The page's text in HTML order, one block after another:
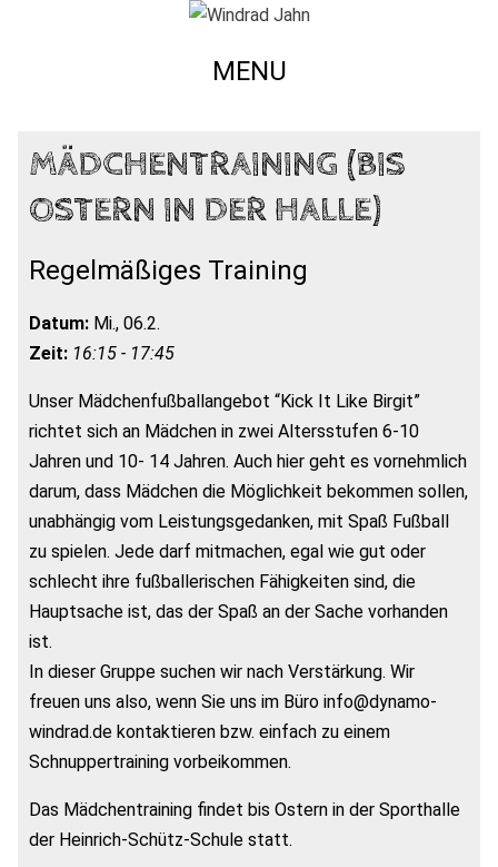
MENU
MÄDCHENTRAINING (BIS
OSTERN IN DER HALLE)
Regelmäßiges Training
Datum: Mi., 06.2.
Zeit: 16:15 - 17:45
Unser Mädchenfußballangebot “Kick It Like Birgit”
richtet sich an Mädchen in zwei Altersstufen 6-10
Jahren und 10- 14 Jahren. Auch hier geht es vornehmlich
darum, dass Mädchen die Möglichkeit bekommen sollen,
unabhängig vom Leistungsgedanken, mit Spaß Fußball
zu spielen. Jede darf mitmachen, egal wie gut oder
schlecht ihre fußballerischen Fähigkeiten sind, die
Hauptsache ist, das der Spaß an der Sache vorhanden
ist.
In dieser Gruppe suchen wir nach Verstärkung. Wir
freuen uns also, wenn Sie uns im Büro info@dynamo-
windrad.de kontaktieren bzw. einfach zu einem
Schnuppertraining vorbeikommen.
Das Mädchentraining findet bis Ostern in der Sporthalle
der Heinrich-Schütz-Schule statt.